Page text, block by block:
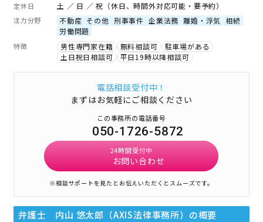
定休日 土 ／ 日 ／ 祝（休日、時間外対応可能・要予約）
注力分野 不動産 その他 刑事事件 企業法務 離婚・浮気
相続
労働問題
特徴 男性専門家在籍 無料相談可
駐車場がある
土日祝日相談可
平日19時以降相談可
電話相談受付中！
まずはお気軽にご相談ください
この事務所の電話番号
050-1726-5872
24時間受付中
お問い合わせ
※相談サポートを見たとお伝えいただくとスムーズです。
弁護士 内山 悠太郎（AXIS法律事務所） の概要